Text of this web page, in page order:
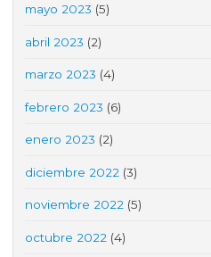
mayo 2023 (5)
abril 2023 (2)
marzo 2023 (4)
febrero 2023 (6)
enero 2023 (2)
diciembre 2022 (3)
noviembre 2022 (5)
octubre 2022 (4)